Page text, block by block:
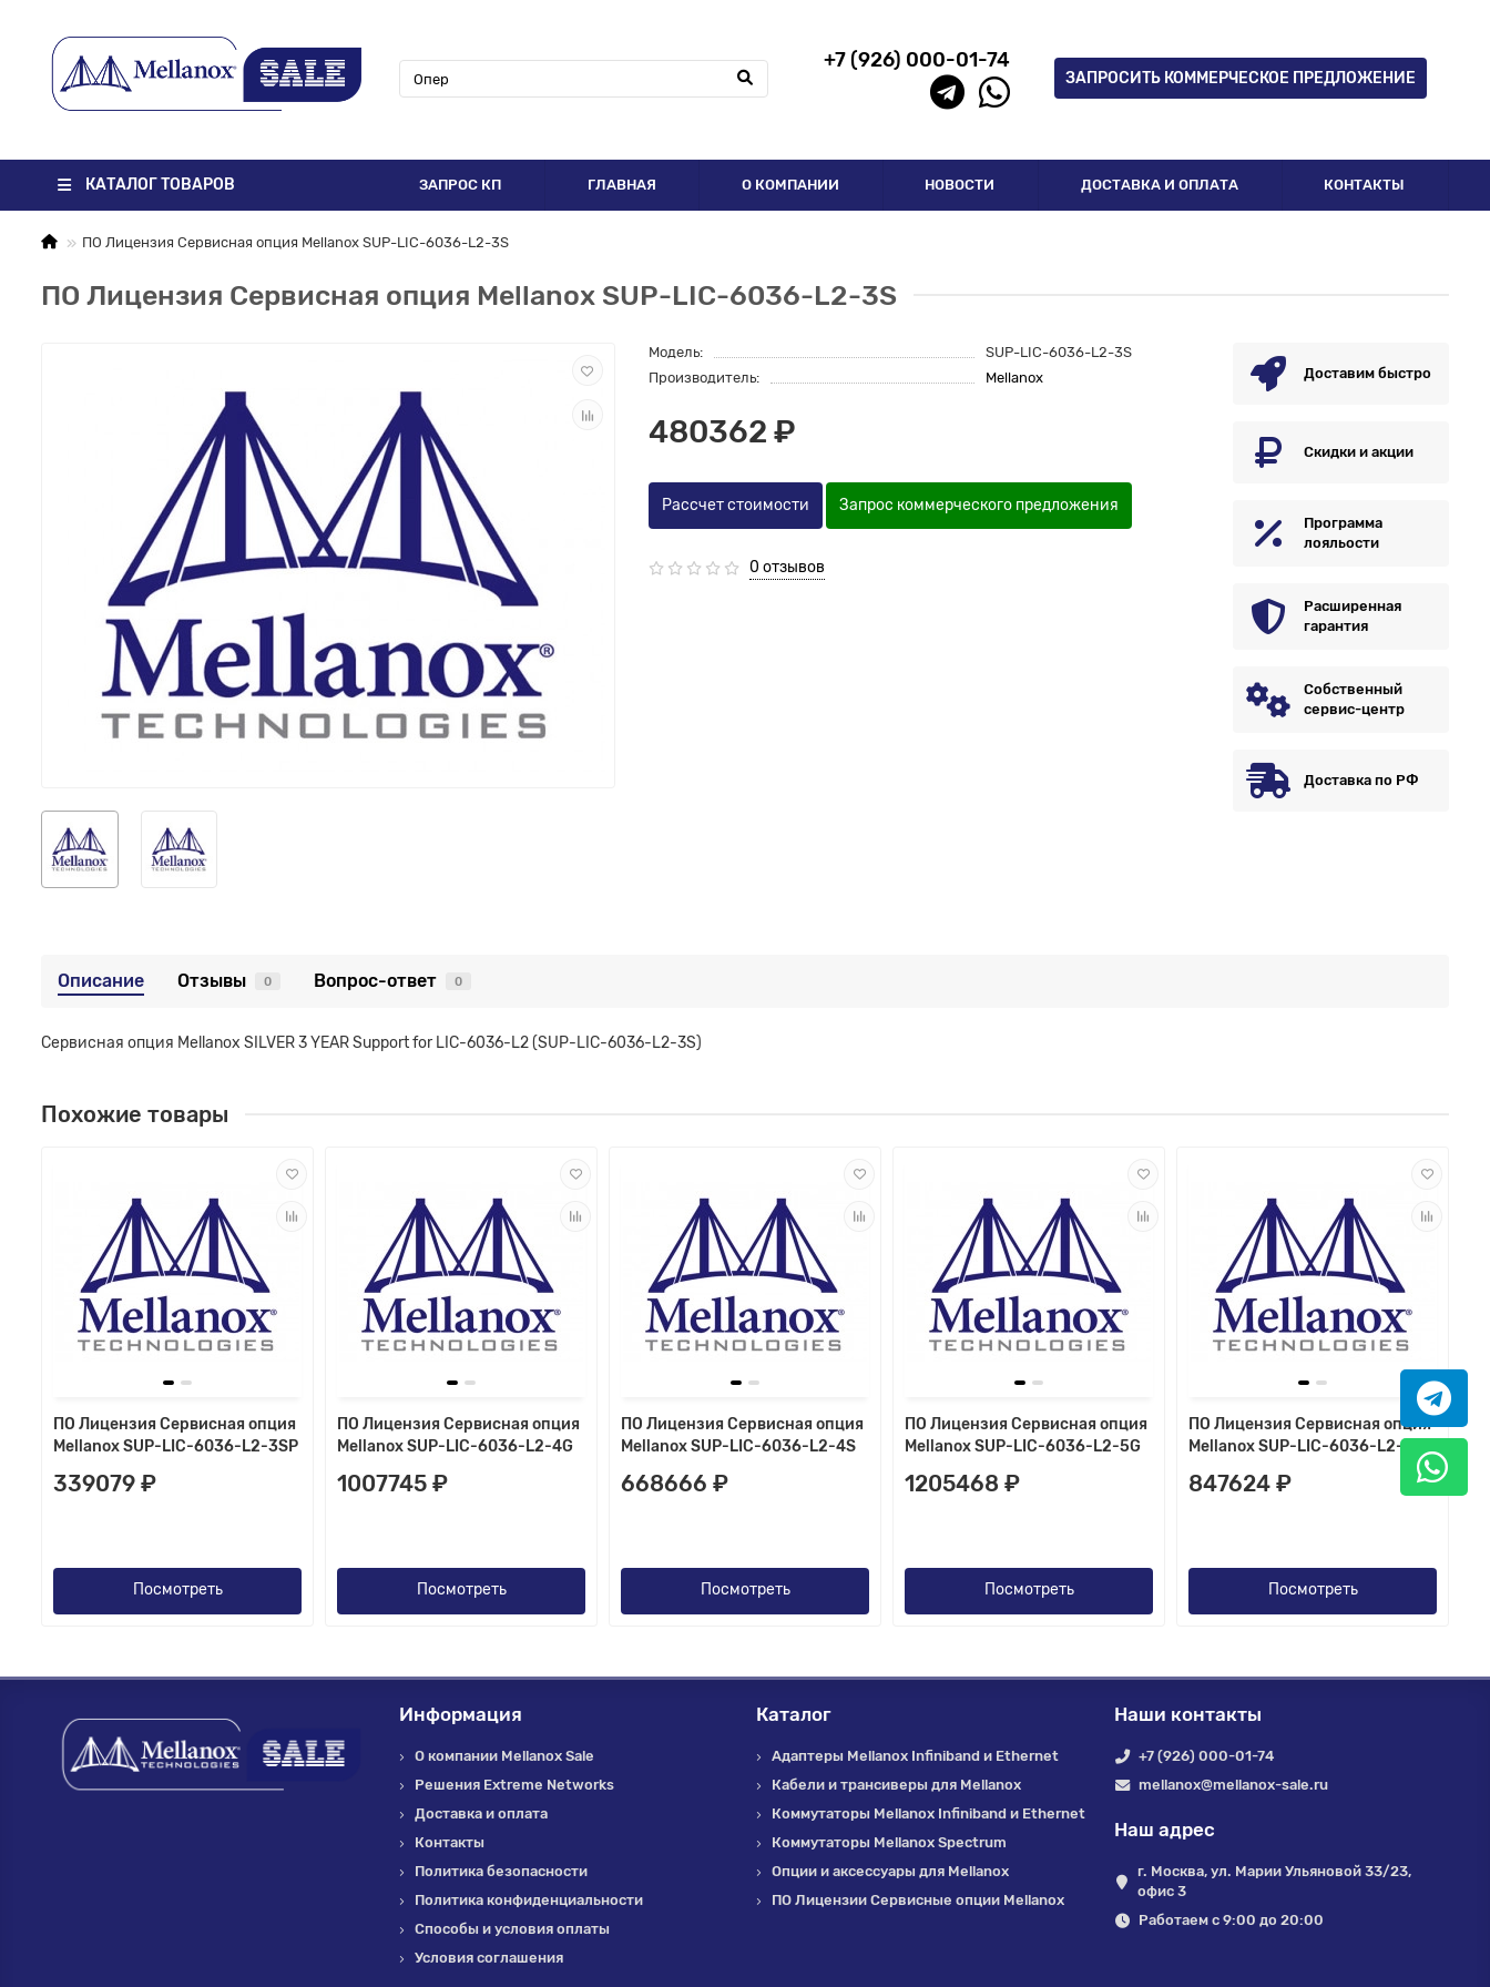
+7 (926) 000-01-74
ЗАПРОСИТЬ КОММЕРЧЕСКОЕ ПРЕДЛОЖЕНИЕ
КАТАЛОГ ТОВАРОВ ЗАПРОС КП ГЛАВНАЯ О КОМПАНИИ НОВОСТИ ДОСТАВКА И ОПЛАТА КОНТАКТЫ
ПО Лицензия Сервисная опция Mellanox SUP-LIC-6036-L2-3S
ПО Лицензия Сервисная опция Mellanox SUP-LIC-6036-L2-3S
Модель:
SUP-LIC-6036-L2-3S
Производитель:
Mellanox
480362 ₽
Рассчет стоимости Запрос коммерческого предложения
0 отзывов
Доставим быстро
Скидки и акции
Программа
лояльости
Расширенная
гарантия
Собственный
сервис-центр
Доставка по РФ
Описание Отзывы 0 Вопрос-ответ 0
Сервисная опция Mellanox SILVER 3 YEAR Support for LIC-6036-L2 (SUP-LIC-6036-L2-3S)
Похожие товары
ПО Лицензия Сервисная опция
Mellanox SUP-LIC-6036-L2-3SP
339079 ₽
Посмотреть
ПО Лицензия Сервисная опция
Mellanox SUP-LIC-6036-L2-4G
1007745 ₽
Посмотреть
ПО Лицензия Сервисная опция
Mellanox SUP-LIC-6036-L2-4S
668666 ₽
Посмотреть
ПО Лицензия Сервисная опция
Mellanox SUP-LIC-6036-L2-5G
1205468 ₽
Посмотреть
ПО Лицензия Сервисная опция
Mellanox SUP-LIC-6036-L2-5GP
847624 ₽
Посмотреть
Информация
О компании Mellanox Sale
Решения Extreme Networks
Доставка и оплата
Контакты
Политика безопасности
Политика конфиденциальности
Способы и условия оплаты
Условия соглашения
Каталог
Адаптеры Mellanox Infiniband и Ethernet
Кабели и трансиверы для Mellanox
Коммутаторы Mellanox Infiniband и Ethernet
Коммутаторы Mellanox Spectrum
Опции и аксессуары для Mellanox
ПО Лицензии Сервисные опции Mellanox
Наши контакты
+7 (926) 000-01-74
mellanox@mellanox-sale.ru
Наш адрес
г. Москва, ул. Марии Ульяновой 33/23,
офис 3
Работаем с 9:00 до 20:00